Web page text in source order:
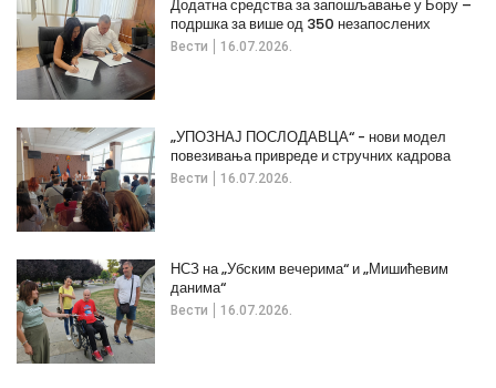
Вести 16.07.2026.
Додатна средства за запошљавање у Бору –
подршка за више од 350 незапослених
Вести 16.07.2026.
„УПОЗНАЈ ПОСЛОДАВЦА“ - нови модел
повезивања привреде и стручних кадрова
Вести 16.07.2026.
НСЗ на „Убским вечерима“ и „Мишићевим
данима“